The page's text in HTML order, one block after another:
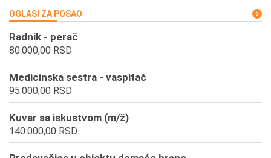
OGLASI ZA POSAO
Radnik - perač
80.000,00 RSD
Medicinska sestra - vaspitač
95.000,00 RSD
Kuvar sa iskustvom (m/ž)
140.000,00 RSD